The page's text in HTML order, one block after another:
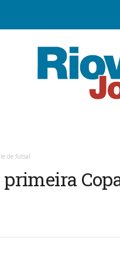
de futsal
primeira